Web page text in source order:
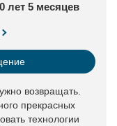
лет 5 месяцев
возвращать.
прекрасных
технологии